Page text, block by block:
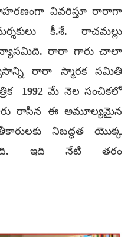
వివరిస్తూ రారాగా
కీ.శే. రాచమల్లు
వ్యాసమిది. రారా గారు చాలా
రారా స్మారక సమితి
1992 మే నెల సంచికలో
రాసిన ఈ అమూల్యమైన
నిబద్ధత యొక్క
ఇది నేటి తరం